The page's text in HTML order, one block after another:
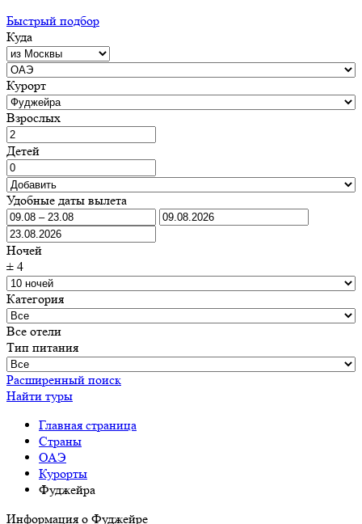
Быстрый подбор
Куда
Курорт
Взрослых
Детей
Удобные даты вылета
Ночей
± 4
Категория
Все отели
Тип питания
Расширенный поиск
Найти туры
Главная страница
Cтраны
ОАЭ
Курорты
Фуджейра
Информация о Фуджейре